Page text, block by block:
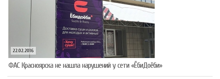
22.02.2016
ФАС Красноярска не нашла нарушений у сети «ЁбиДоёби»